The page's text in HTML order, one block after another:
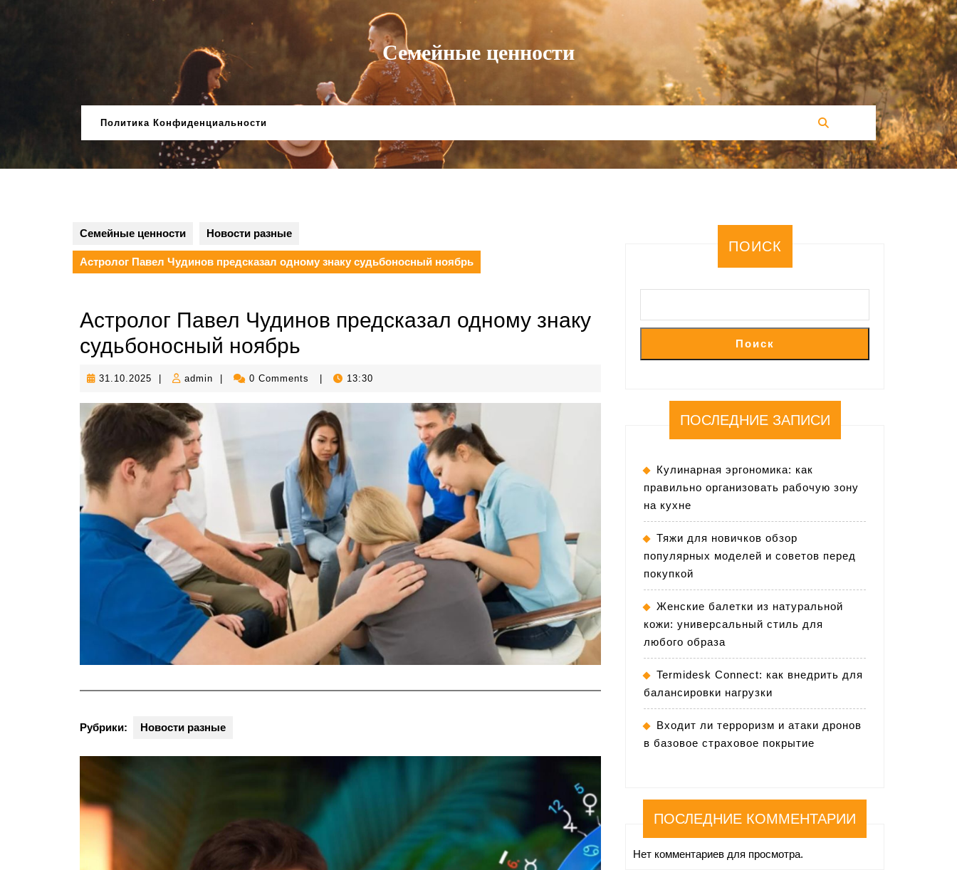
Семейные ценности
Политика Конфиденциальности
Семейные ценности Новости разные
Астролог Павел Чудинов предсказал одному знаку судьбоносный ноябрь
Астролог Павел Чудинов предсказал одному знаку
судьбоносный ноябрь
31.10.2025 31.10.2025
admin admin 0 Comments 13:30
Рубрики: Новости разные
ПОИСК
Поиск
ПОСЛЕДНИЕ ЗАПИСИ
Кулинарная эргономика: как
правильно организовать рабочую зону
на кухне
Тяжи для новичков обзор
популярных моделей и советов перед
покупкой
Женские балетки из натуральной
кожи: универсальный стиль для
любого образа
Termidesk Connect: как внедрить для
балансировки нагрузки
Входит ли терроризм и атаки дронов
в базовое страховое покрытие
ПОСЛЕДНИЕ КОММЕНТАРИИ
Нет комментариев для просмотра.